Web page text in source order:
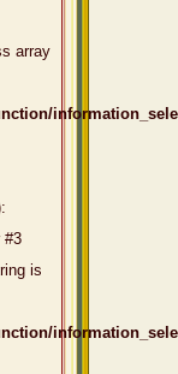
array
#3
is